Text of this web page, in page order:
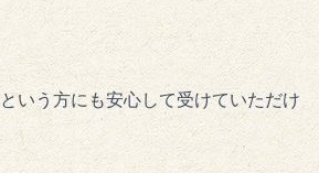
という方にも安心して受けていただけ